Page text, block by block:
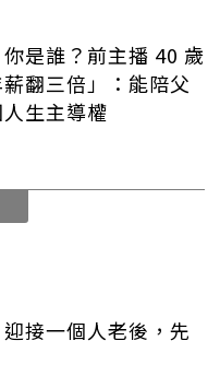
是誰？前主播 40 歲
翻三倍」：能陪父
生主導權
接一個人老後，先